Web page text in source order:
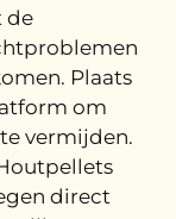
de
Plaats
om
vermijden.
direct